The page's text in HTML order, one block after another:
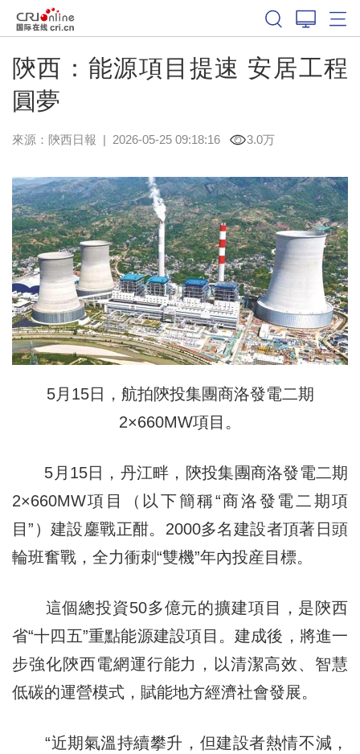
陝西：能源項目提速 安居工程
圓夢
來源： 陝西日報 | 2026-05-25 09:18:16 3.0万
5月15日，航拍陝投集團商洛發電二期
2×660MW項目。
5月15日，丹江畔，陝投集團商洛發電二期
2×660MW項目（以下簡稱“商洛發電二期項
目”）建設鏖戰正酣。2000多名建設者頂著日頭
輪班奮戰，全力衝刺“雙機”年內投産目標。
這個總投資50多億元的擴建項目，是陝西
省“十四五”重點能源建設項目。建成後，將進一
步強化陝西電網運行能力，以清潔高效、智慧
低碳的運營模式，賦能地方經濟社會發展。
“近期氣溫持續攀升，但建設者熱情不減，